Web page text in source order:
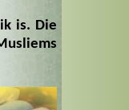
is. Die